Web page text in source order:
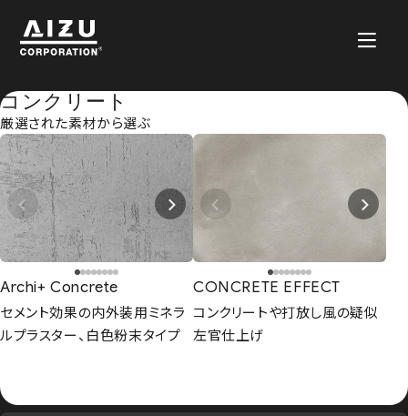
コンクリート
厳選された素材から選ぶ
Archi+ Concrete
セメント効果の内外装用ミネラ
ルプラスター、白色粉末タイプ
CONCRETE EFFECT
コンクリートや打放し風の疑似
左官仕上げ